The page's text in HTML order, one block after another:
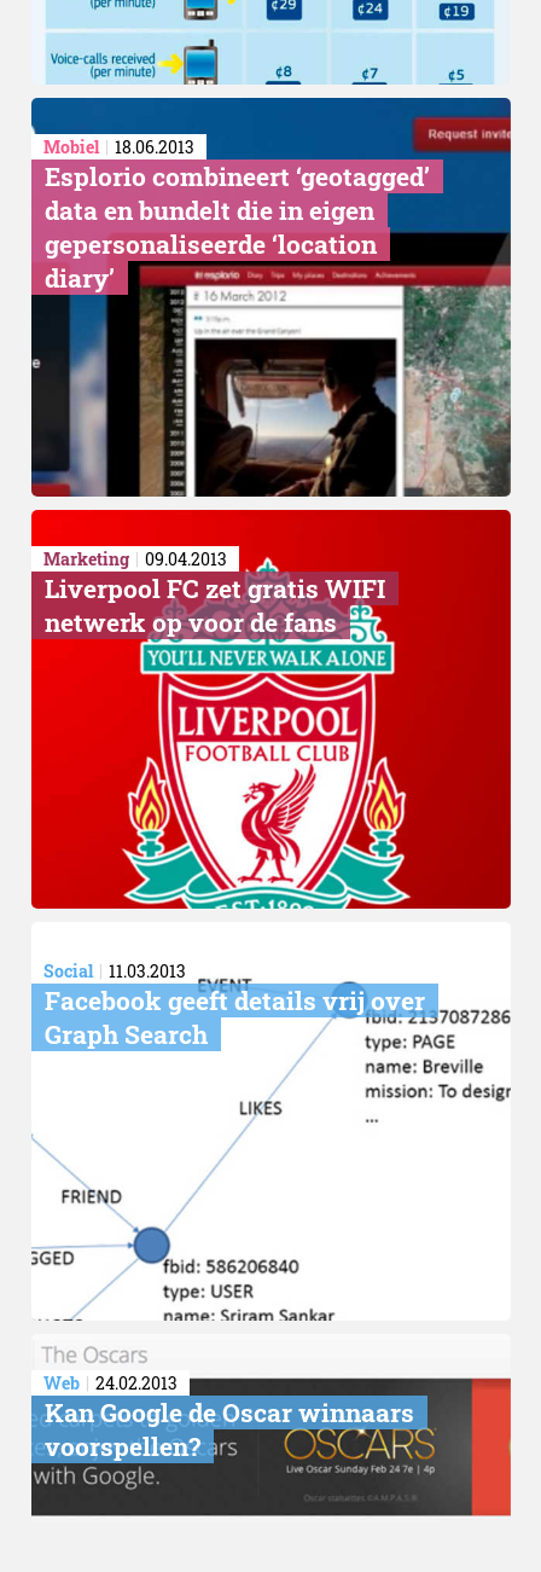
Mobiel 18.06.2013
Esplorio combineert ‘geotagged’
data en bundelt die in eigen
gepersonaliseerde ‘location
diary’
Marketing 09.04.2013
Liverpool FC zet gratis WIFI
netwerk op voor de fans
Social 11.03.2013
Facebook geeft details vrij over
Graph Search
Web 24.02.2013
Kan Google de Oscar winnaars
voorspellen?